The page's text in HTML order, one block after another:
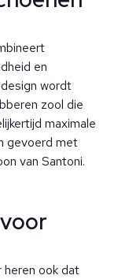
en
wordt
zool die
maximale
gevoerd met
van Santoni.
heren ook dat